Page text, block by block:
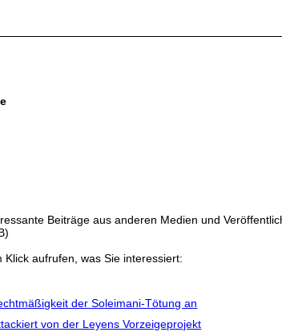
Beiträge aus anderen Medien und
aufrufen, was Sie interessiert:
der Soleimani-Tötung an
von der Leyens Vorzeigeprojekt